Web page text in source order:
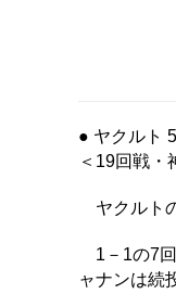
● ヤクルト
＜19回戦・
ヤクルト
1－1の7回
ャナンは続